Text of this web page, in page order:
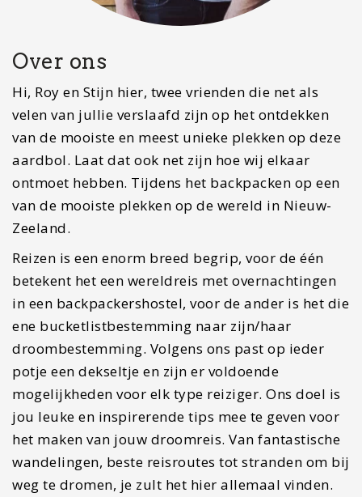
Over ons
Hi, Roy en Stijn hier, twee vrienden die net als
velen van jullie verslaafd zijn op het ontdekken
van de mooiste en meest unieke plekken op deze
aardbol. Laat dat ook net zijn hoe wij elkaar
ontmoet hebben. Tijdens het backpacken op een
van de mooiste plekken op de wereld in Nieuw-
Zeeland.
Reizen is een enorm breed begrip, voor de één
betekent het een wereldreis met overnachtingen
in een backpackershostel, voor de ander is het die
ene bucketlistbestemming naar zijn/haar
droombestemming. Volgens ons past op ieder
potje een dekseltje en zijn er voldoende
mogelijkheden voor elk type reiziger. Ons doel is
jou leuke en inspirerende tips mee te geven voor
het maken van jouw droomreis. Van fantastische
wandelingen, beste reisroutes tot stranden om bij
weg te dromen, je zult het hier allemaal vinden.